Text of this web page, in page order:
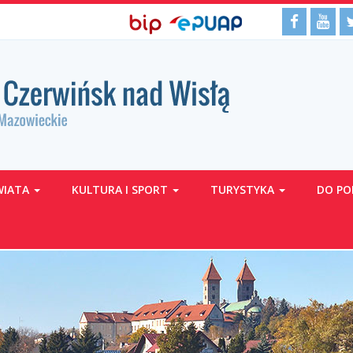
ePUAP
Biuletyn
Informacji
EPUAP
Media
KULTURA I SPORT TURYSTYKA DO